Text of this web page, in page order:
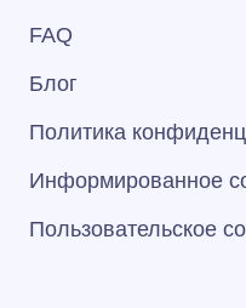
FAQ
Блог
Политика
Информированное
Пользовательское